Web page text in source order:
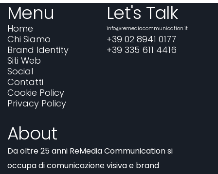
Menu
Home
Chi Siamo
Brand Identity
Siti Web
Social
Contatti
Cookie Policy
Privacy Policy
About
Da oltre 25 anni ReMedia Communication si
occupa di comunicazione visiva e brand
Let's Talk
info@remediacommunication.it
+39 02 8941 0177
+39 335 611 4416